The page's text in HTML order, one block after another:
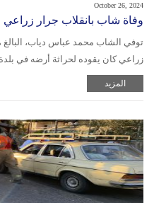
October 26, 2024
وفاة شاب بانقلاب جرار زراعي
زراعي كان يقوده لحراثة أرضه في
المزيد